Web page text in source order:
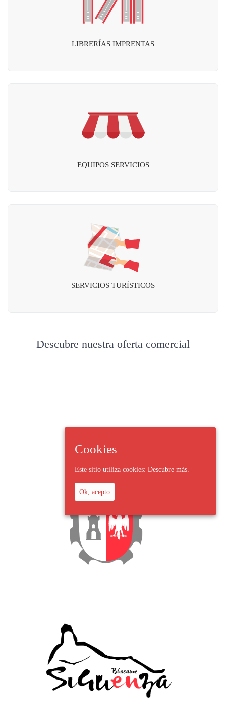
LIBRERÍAS IMPRENTAS
EQUIPOS SERVICIOS
SERVICIOS TURÍSTICOS
Descubre nuestra oferta comercial
Cookies
Este sitio utiliza cookies: Descubre más.
Ok, acepto